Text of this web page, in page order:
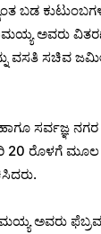
ಬಡ
ಅವರು
ವಸತಿ ಸಚಿವ
ಸರ್ವಜ್ಞ ನಗರ
20 ರೊಳಗೆ
ಅವರು